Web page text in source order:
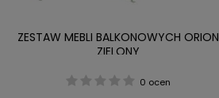
ZESTAW MEBLI BALKONOWYCH ORION
ZIELONY
0 ocen